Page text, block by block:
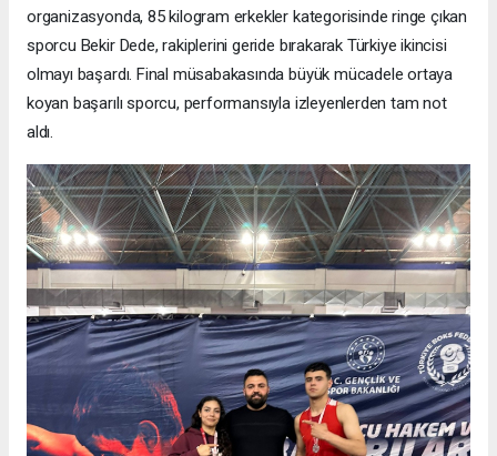
organizasyonda, 85 kilogram erkekler kategorisinde ringe çıkan
sporcu Bekir Dede, rakiplerini geride bırakarak Türkiye ikincisi
olmayı başardı. Final müsabakasında büyük mücadele ortaya
koyan başarılı sporcu, performansıyla izleyenlerden tam not
aldı.